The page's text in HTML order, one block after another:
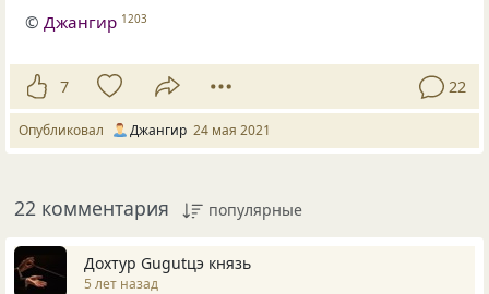
© Джангир 1203
7 22
Опубликовал Джангир 24 мая 2021
22 комментария популярные
Дохтур Gugutцэ князь
5 лет назад